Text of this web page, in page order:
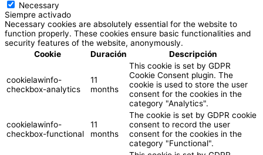
Necessary
Siempre activado
Necessary cookies are absolutely essential for the website to
function properly. These cookies ensure basic functionalities and
security features of the website, anonymously.
Cookie
Duración Descripción
cookielawinfo-
checkbox-analytics
11
months
This cookie is set by GDPR
Cookie Consent plugin. The
cookie is used to store the user
consent for the cookies in the
category "Analytics".
cookielawinfo-
checkbox-functional
11
months
The cookie is set by GDPR cookie
consent to record the user
consent for the cookies in the
category "Functional".